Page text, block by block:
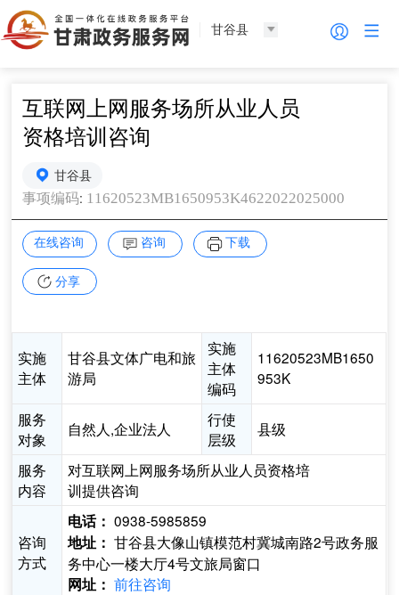
甘谷县
互联网上网服务场所从业人员
资格培训咨询
甘谷县
事项编码: 11620523MB1650953K4622022025000
在线咨询 咨询 下载
分享
实施
主体
甘谷县文体广电和旅
游局
实施
主体
编码
11620523MB1650
953K
服务
对象
自然人,企业法人
行使
层级
县级
服务
内容
对互联网上网服务场所从业人员资格培
训提供咨询
咨询
方式
电话： 0938-5985859
地址： 甘谷县大像山镇模范村冀城南路2号政务服
务中心一楼大厅4号文旅局窗口
网址： 前往咨询